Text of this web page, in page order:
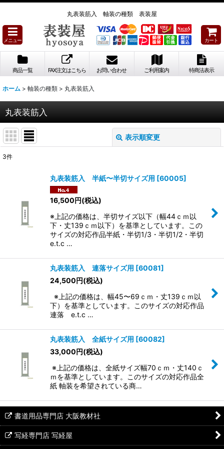
丸表装筋入 軸装の種類 表装屋
メニュー カート
商品一覧 FAX注文はこちら お問い合わせ ご利用案内 特商法表示
ホーム > 軸装の種類 > 丸表装筋入
丸表装筋入
表示順変更
絞り込む
3件
丸表装筋入 半紙〜半切サイズ用 [60005]
16,500円(税込)
※上記の価格は、半切サイズ以下（幅44ｃｍ以
下・丈139ｃｍ以下）を基準としています。この
サイズの対応作品半紙・半切1/3・半切1/2・半切
e.t.c …
丸表装筋入 連落サイズ用 [60081]
24,500円(税込)
※上記の価格は、幅45〜69ｃｍ・丈139ｃｍ以
下）を基準としています。このサイズの対応作品
連落 e.t.c …
丸表装筋入 全紙サイズ用 [60082]
33,000円(税込)
※上記の価格は、全紙サイズ幅70ｃｍ・丈140ｃ
ｍを基準としています。このサイズの対応作品全
紙 軸装を希望されている商…
書道用品専門店 大阪教材社
写経専門店 写経屋